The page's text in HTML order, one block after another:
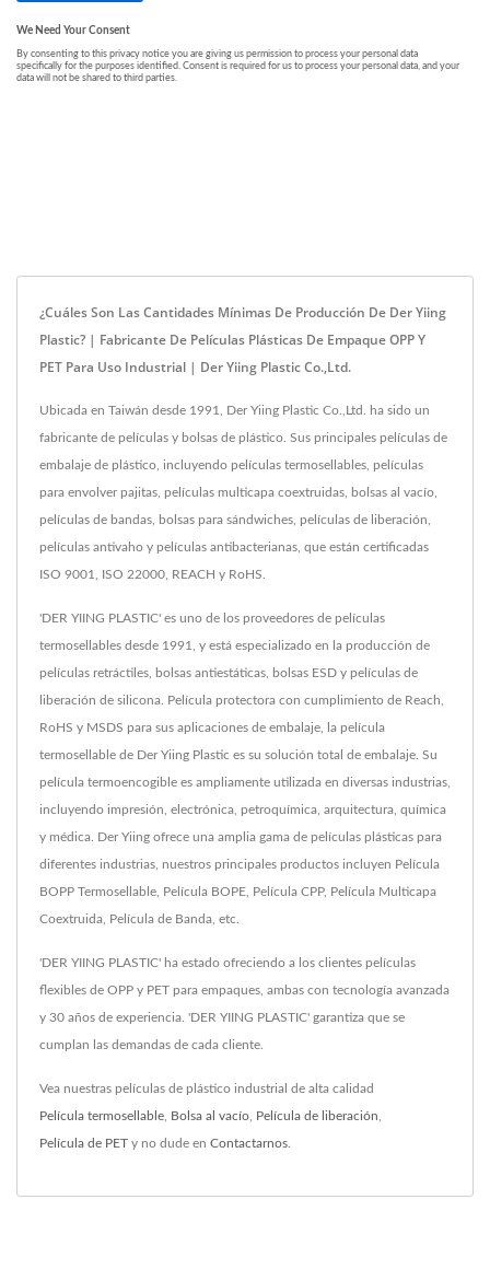
¿Cuáles Son Las Cantidades Mínimas De Producción De Der Yiing
Plastic? | Fabricante De Películas Plásticas De Empaque OPP Y
PET Para Uso Industrial | Der Yiing Plastic Co.,Ltd.
Ubicada en Taiwán desde 1991, Der Yiing Plastic Co.,Ltd. ha sido un
fabricante de películas y bolsas de plástico. Sus principales películas de
embalaje de plástico, incluyendo películas termosellables, películas
para envolver pajitas, películas multicapa coextruidas, bolsas al vacío,
películas de bandas, bolsas para sándwiches, películas de liberación,
películas antivaho y películas antibacterianas, que están certificadas
ISO 9001, ISO 22000, REACH y RoHS.
'DER YIING PLASTIC' es uno de los proveedores de películas
termosellables desde 1991, y está especializado en la producción de
películas retráctiles, bolsas antiestáticas, bolsas ESD y películas de
liberación de silicona. Película protectora con cumplimiento de Reach,
RoHS y MSDS para sus aplicaciones de embalaje, la película
termosellable de Der Yiing Plastic es su solución total de embalaje. Su
película termoencogible es ampliamente utilizada en diversas industrias,
incluyendo impresión, electrónica, petroquímica, arquitectura, química
y médica. Der Yiing ofrece una amplia gama de películas plásticas para
diferentes industrias, nuestros principales productos incluyen Película
BOPP Termosellable, Película BOPE, Película CPP, Película Multicapa
Coextruida, Película de Banda, etc.
'DER YIING PLASTIC' ha estado ofreciendo a los clientes películas
flexibles de OPP y PET para empaques, ambas con tecnología avanzada
y 30 años de experiencia. 'DER YIING PLASTIC' garantiza que se
cumplan las demandas de cada cliente.
Vea nuestras películas de plástico industrial de alta calidad
Película termosellable Bolsa al vacío Película de liberación
Película de PET y no dude en Contactarnos